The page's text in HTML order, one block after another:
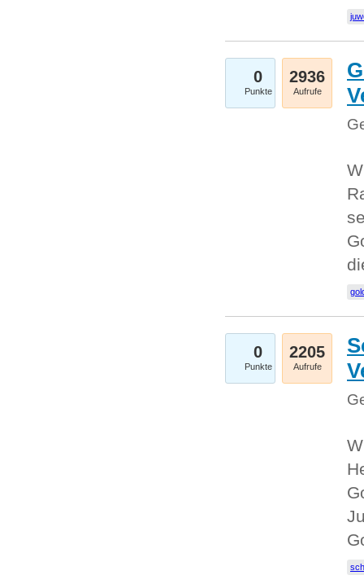
0
Punkte
2936
Aufrufe
0
Punkte
2205
Aufrufe